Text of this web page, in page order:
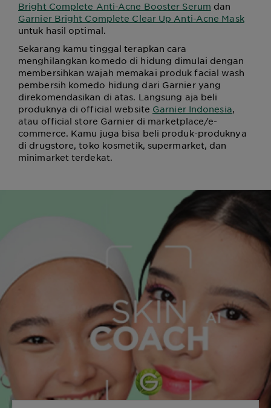
Bright Complete Anti-Acne Booster Serum dan
Garnier Bright Complete Clear Up Anti-Acne Mask
untuk hasil optimal.
Sekarang kamu tinggal terapkan cara
menghilangkan komedo di hidung dimulai dengan
membersihkan wajah memakai produk facial wash
pembersih komedo hidung dari Garnier yang
direkomendasikan di atas. Langsung aja beli
produknya di official website Garnier Indonesia,
atau official store Garnier di marketplace/e-
commerce. Kamu juga bisa beli produk-produknya
di drugstore, toko kosmetik, supermarket, dan
minimarket terdekat.